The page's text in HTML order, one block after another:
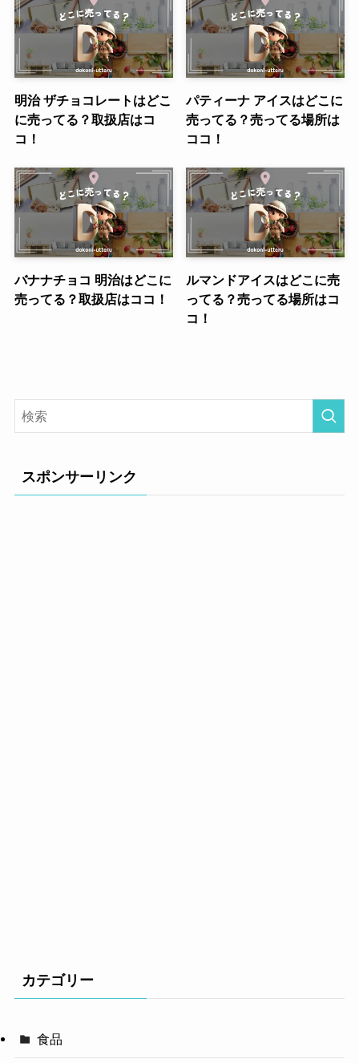
明治 ザチョコレートはどこ
に売ってる？取扱店はコ
コ！
パティーナ アイスはどこに
売ってる？売ってる場所は
ココ！
バナナチョコ 明治はどこに
売ってる？取扱店はココ！
ルマンドアイスはどこに売
ってる？売ってる場所はコ
コ！
スポンサーリンク
カテゴリー
食品